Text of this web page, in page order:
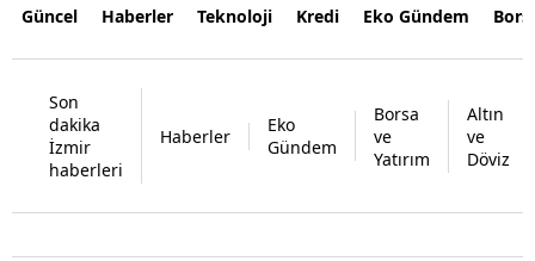
Güncel Haberler Teknoloji Kredi Eko Gündem
Son
dakika
İzmir
haberleri
Haberler
Eko
Gündem
Borsa
ve
Yatırım
Altın
ve
Döviz